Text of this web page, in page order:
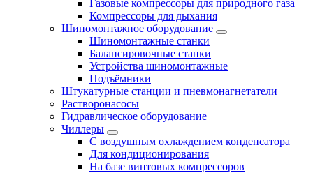
Газовые компрессоры для природного газа
Компрессоры для дыхания
Шиномонтажное оборудование
Шиномонтажные станки
Балансировочные станки
Устройства шиномонтажные
Подъёмники
Штукатурные станции и пневмонагнетатели
Растворонасосы
Гидравлическое оборудование
Чиллеры
С воздушным охлаждением конденсатора
Для кондиционирования
На базе винтовых компрессоров